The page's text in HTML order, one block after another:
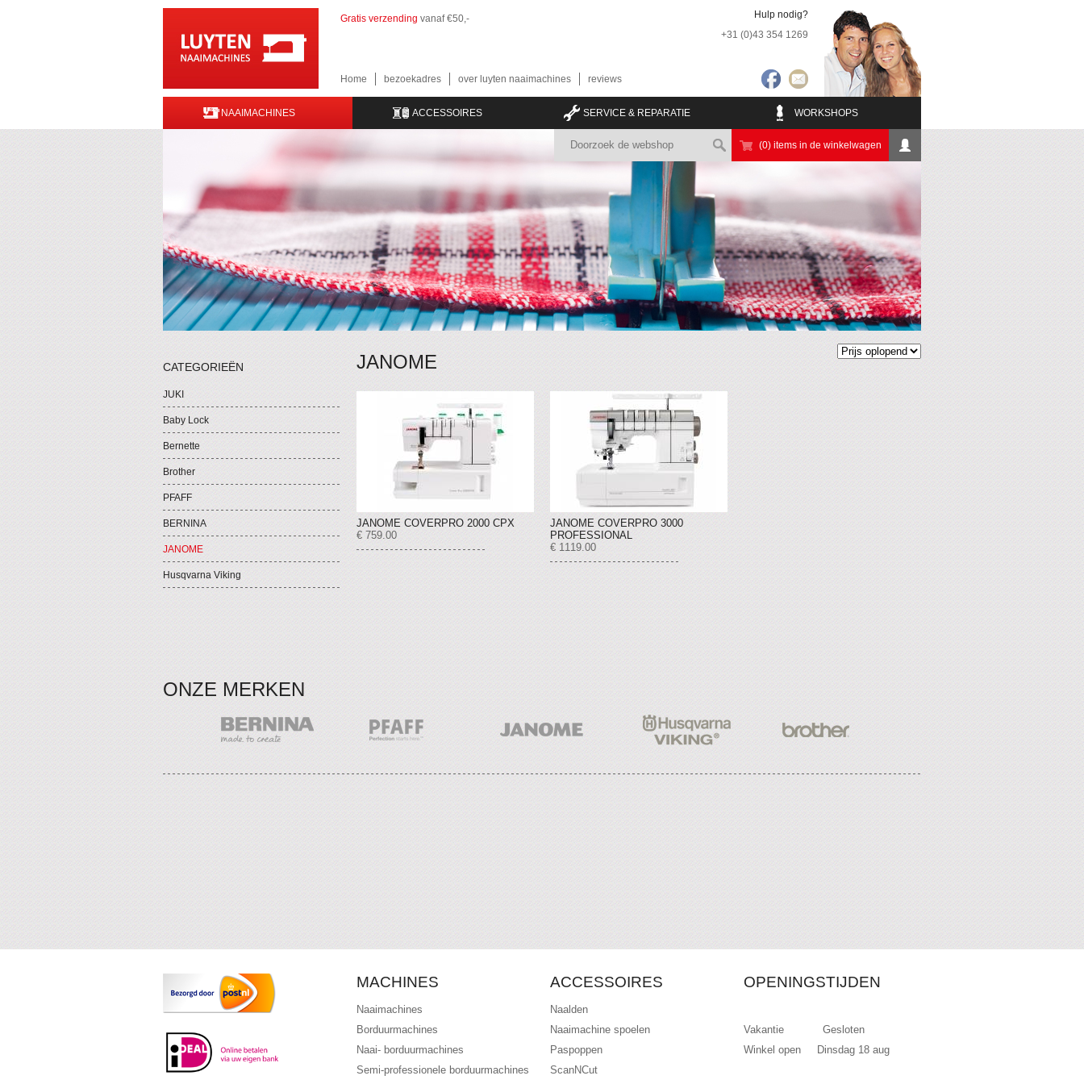
Gratis verzending vanaf €50,-
Home bezoekadres over luyten naaimachines reviews
Hulp nodig?
+31 (0)43 354 1269
NAAIMACHINES ACCESSOIRES SERVICE & REPARATIE WORKSHOPS
(0) items in de winkelwagen
CATEGORIEËN
JUKI
Baby Lock
Bernette
Brother
PFAFF
BERNINA
JANOME
Husqvarna Viking
JANOME
JANOME COVERPRO 2000 CPX
€ 759.00
JANOME COVERPRO 3000
PROFESSIONAL
€ 1119.00
ONZE MERKEN
MACHINES
Naaimachines
Borduurmachines
Naai- borduurmachines
Semi-professionele borduurmachines
ACCESSOIRES
Naalden
Naaimachine spoelen
Paspoppen
ScanNCut
OPENINGSTIJDEN
Vakantie Gesloten
Winkel open Dinsdag 18 aug